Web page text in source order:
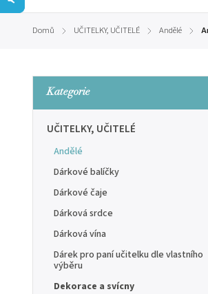
DÁRKOVÉ VOUCHERY
Domů / UČITELKY, UČITELÉ / Andělé /
Kategorie
UČITELKY, UČITELÉ
Andělé
Dárkové balíčky
Dárkové čaje
Dárková srdce
Dárková vína
Dárek pro paní učitelku dle vlastního
výběru
Dekorace a svícny